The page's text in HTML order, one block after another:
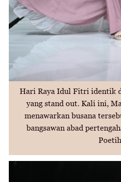
Hari Raya Idul Fitri identik
yang stand out. Kali ini,
menawarkan busana
bangsawan abad
Poetih